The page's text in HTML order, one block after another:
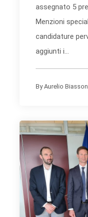
assegnato 5
Menzioni
candidature
aggiunti i...
ByAurelio